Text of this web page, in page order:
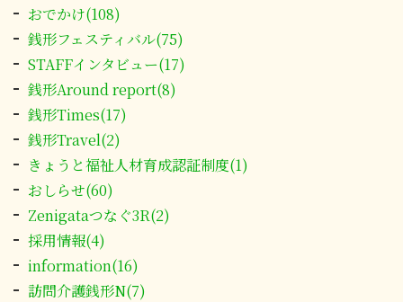
おでかけ(108)
銭形フェスティバル(75)
STAFFインタビュー(17)
銭形Around report(8)
銭形Times(17)
銭形Travel(2)
きょうと福祉人材育成認証制度(1)
おしらせ(60)
Zenigataつなぐ3R(2)
採用情報(4)
information(16)
訪問介護銭形N(7)